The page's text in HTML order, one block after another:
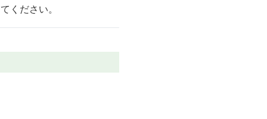
ください。